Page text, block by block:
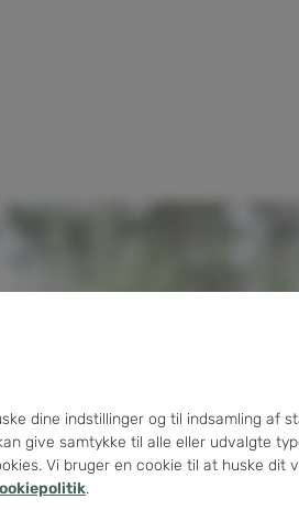
dine indstillinger og til indsamling af
give samtykke til alle eller udvalgte
Vi bruger en cookie til at huske dit
.